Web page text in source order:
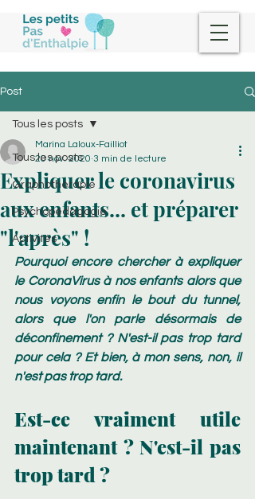
Post
Tous les posts
Graphothérapie
Psychopédagogie
Activités
Tous les posts
Expliquer le coronavirus
aux enfants... et préparer
"l'après" !
Marina Laloux-Failliot
20 nov. 2020 3 min de lecture
Pourquoi encore chercher à expliquer
le CoronaVirus à nos enfants alors que
nous voyons enfin le bout du tunnel,
alors que l'on parle désormais de
déconfinement ? N'est-il pas trop tard
pour cela ? Et bien, à mon sens, non, il
n'est pas trop tard.
Est-ce vraiment utile
maintenant ? N'est-il pas
trop tard ?